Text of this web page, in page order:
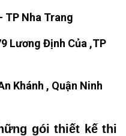
TP Nha Trang
Lương Định Của ,TP
Khánh , Quận Ninh
gói thiết kế thi